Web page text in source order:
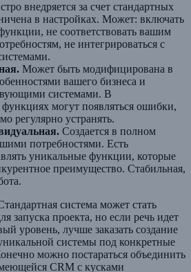
внедряется за счет стандартных
в настройках. Может: включать
не соответствовать вашим
не интегрироваться с
Может быть модифицирована в
вашего бизнеса и
системами. В
функциях могут появляться ошибки,
регулярно устранять.
Создается в полном
потребностями. Есть
уникальные функции, которые
преимущество. Стабильная,
система может стать
запуска проекта, но если речь идет
уровень, лучше заказать создание
системы под конкретные
можно постараться объединить
CRM c кусками